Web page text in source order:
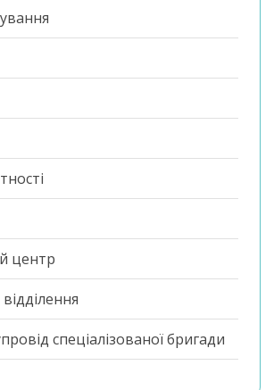
центр
спеціалізованої бригади